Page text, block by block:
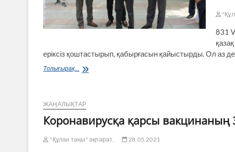
831
еріксіз қоштастырып, қабырғасын қайыстырды. Ол аз
Толығырақ...
ЕКІ
тұрғындарды
зор
қуанышқа
құмарықтық
ЖАҢАЛЫҚТАР
Коронавирусқа қарсы
"Құлан таңы" ақпарат. 28.05.2021